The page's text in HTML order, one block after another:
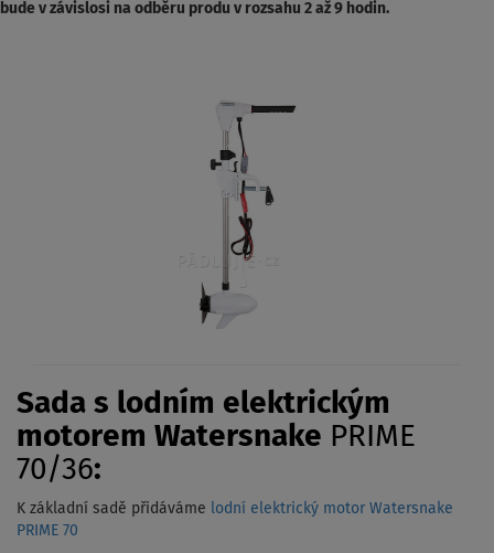
bude v závislosi na odběru produ v rozsahu 2 až 9 hodin.
Sada s lodním elektrickým
motorem Watersnake PRIME
70/36:
K základní sadě přidáváme lodní elektrický motor Watersnake
PRIME 70